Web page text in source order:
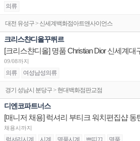
의류
대전 유성구 > 신세계백화점아트앤사이언스
크리스챤디올꾸뛰르
09/08까지
의류 여성남성의류
경기 성남시 분당구 > 현대백화점판교점
디엔코파트너스
채용시까지
럭셔리시계 시계 명품시계 쁘띠끄 명품